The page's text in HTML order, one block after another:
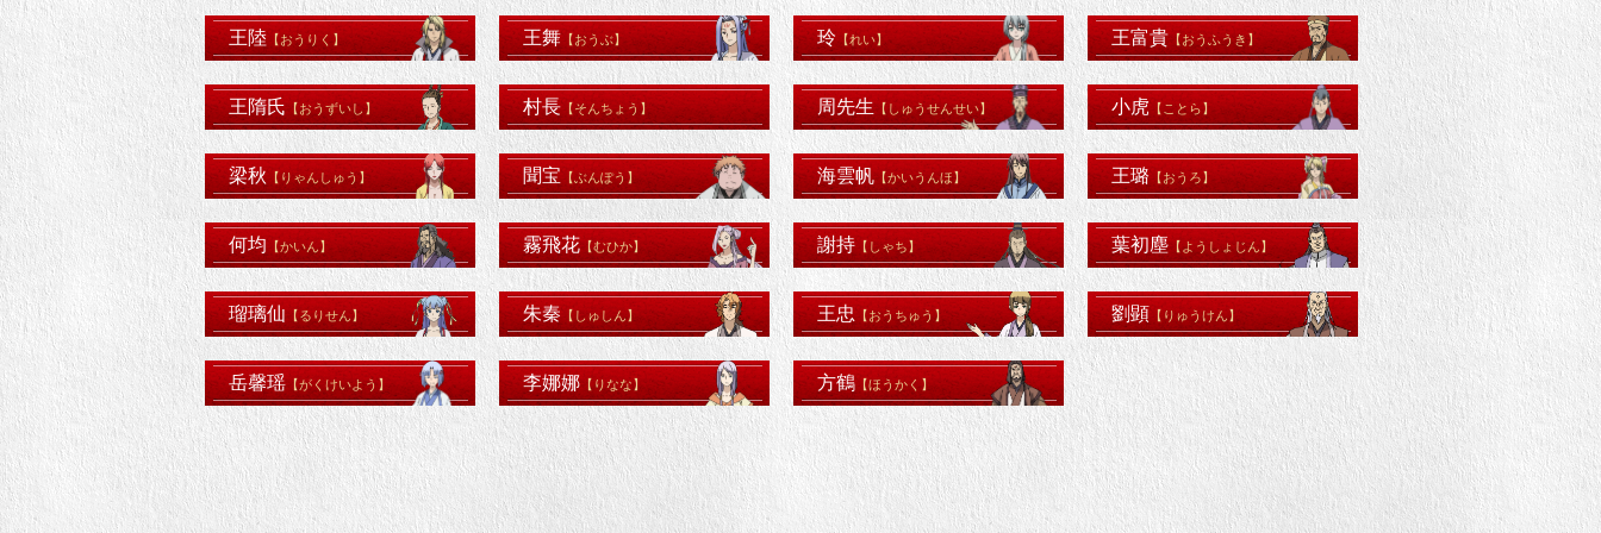
王陸 【おうりく】 王舞 【おうぶ】 玲【れい】 王富貴【おうふうき】
王隋氏【おうずいし】 村長 【そんちょう】 周先生【しゅうせんせい】 小虎 【ことら】
梁秋 【りゃんしゅう】 聞宝 【ぶんぽう】 海雲帆【かいうんほ】 王璐 【おうろ】
何均 【かいん】 霧飛花【むひか】 謝持 【しゃち】 葉初塵【ようしょじん】
瑠璃仙【るりせん】 朱秦 【しゅしん】 王忠 【おうちゅう】 劉顕 【りゅうけん】
岳馨瑶【がくけいよう】 李娜娜【りなな】 方鶴 【ほうかく】